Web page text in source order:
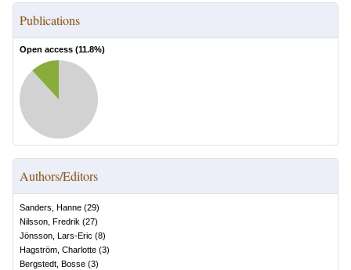
Publications
Open access (11.8%)
Authors/Editors
Sanders, Hanne (29)
Nilsson, Fredrik (27)
Jönsson, Lars-Eric (8)
Hagström, Charlotte (3)
Bergstedt, Bosse (3)